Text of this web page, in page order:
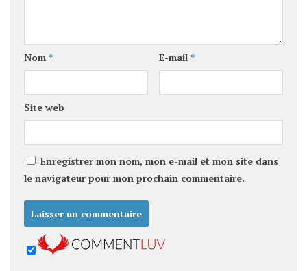
Nom * E-mail *
Site web
Enregistrer mon nom, mon e-mail et mon site dans
le navigateur pour mon prochain commentaire.